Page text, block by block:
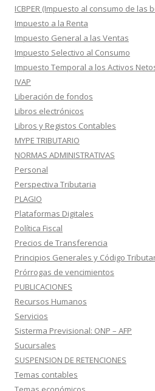
ICBPER (Impuesto al consumo de las
Impuesto a la Renta
Impuesto General a las Ventas
Impuesto Selectivo al Consumo
Impuesto Temporal a los Activos
IVAP
Liberación de fondos
Libros electrónicos
Libros y Registos Contables
MYPE TRIBUTARIO
NORMAS ADMINISTRATIVAS
Personal
Perspectiva Tributaria
PLAGIO
Plataformas Digitales
Política Fiscal
Precios de Transferencia
Principios Generales y Código
Prórrogas de vencimientos
PUBLICACIONES
Recursos Humanos
Servicios
Sisterma Previsional: ONP – AFP
Sucursales
SUSPENSION DE RETENCIONES
Temas contables